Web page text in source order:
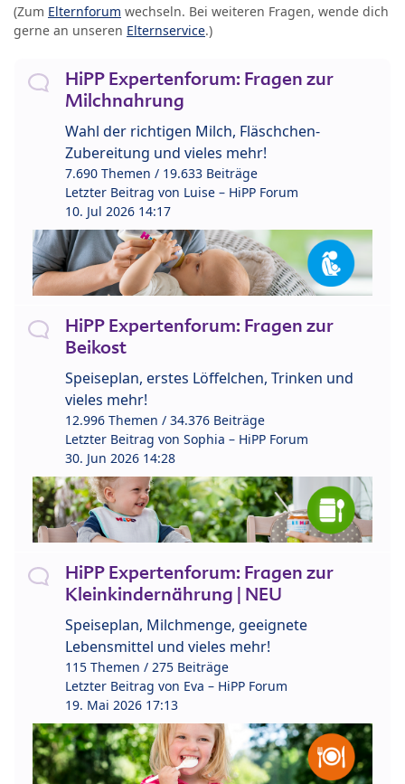
(Zum Elternforum wechseln. Bei weiteren Fragen, wende dich
gerne an unseren Elternservice.)
HiPP Expertenforum: Fragen zur
Milchnahrung
Wahl der richtigen Milch, Fläschchen-
Zubereitung und vieles mehr!
7.690 Themen / 19.633 Beiträge
Letzter Beitrag von Luise – HiPP Forum
10. Jul 2026 14:17
HiPP Expertenforum: Fragen zur
Beikost
Speiseplan, erstes Löffelchen, Trinken und
vieles mehr!
12.996 Themen / 34.376 Beiträge
Letzter Beitrag von Sophia – HiPP Forum
30. Jun 2026 14:28
HiPP Expertenforum: Fragen zur
Kleinkindernährung | NEU
Speiseplan, Milchmenge, geeignete
Lebensmittel und vieles mehr!
115 Themen / 275 Beiträge
Letzter Beitrag von Eva – HiPP Forum
19. Mai 2026 17:13